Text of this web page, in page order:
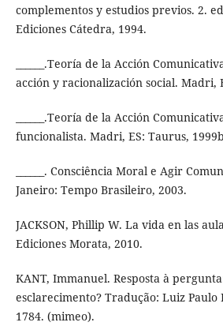
complementos y estudios previos. 2.
Ediciones Cátedra, 1994.
______.Teoría de la Acción
acción y racionalización social. Madri,
______.Teoría de la Acción
funcionalista. Madri, ES: Taurus,
______. Consciência Moral e Agir
Janeiro: Tempo Brasileiro, 2003.
JACKSON, Phillip W. La vida en las
Ediciones Morata, 2010.
KANT, Immanuel. Resposta à
esclarecimento? Tradução: Luiz Paulo
1784. (mimeo).